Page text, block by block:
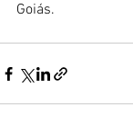
Goiás.